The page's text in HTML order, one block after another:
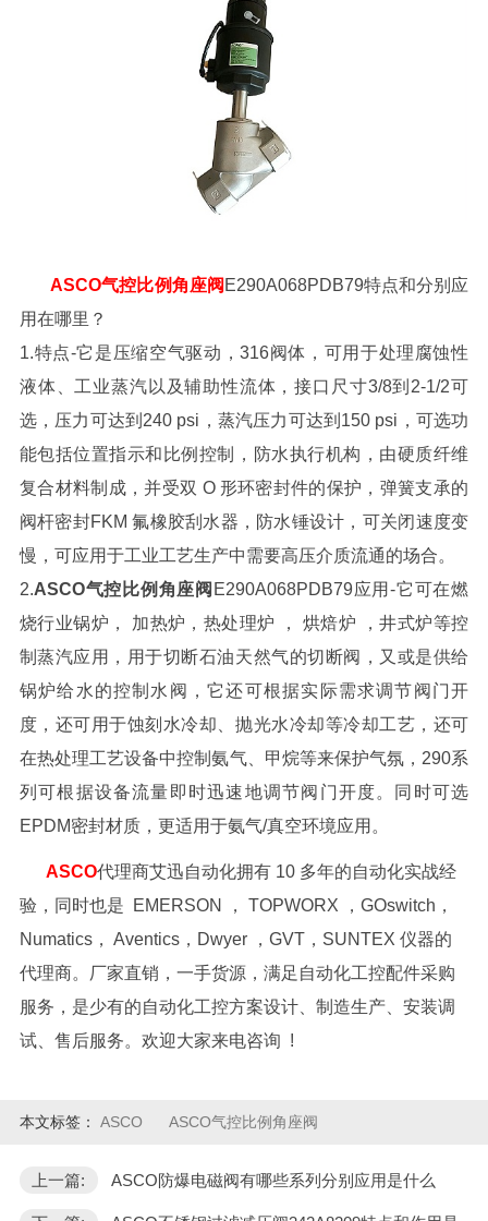
ASCO气控比例角座阀 E290A068PDB79特点和分别应
用在哪里？
1.特点-它是压缩空气驱动，316阀体，可用于处理腐蚀性
液体、工业蒸汽以及辅助性流体，接口尺寸3/8到2-1/2可
选，压力可达到240 psi，蒸汽压力可达到150 psi，可选功
能包括位置指示和比例控制，防水执行机构，由硬质纤维
复合材料制成，并受双 O 形环密封件的保护，弹簧支承的
阀杆密封FKM 氟橡胶刮水器，防水锤设计，可关闭速度变
慢，可应用于工业工艺生产中需要高压介质流通的场合。
2.ASCO气控比例角座阀 E290A068PDB79应用-它可在燃
烧行业锅炉， 加热炉，热处理炉 ， 烘焙炉 ，井式炉等控
制蒸汽应用，用于切断石油天然气的切断阀，又或是供给
锅炉给水的控制水阀，它还可根据实际需求调节阀门开
度，还可用于蚀刻水冷却、抛光水冷却等冷却工艺，还可
在热处理工艺设备中控制氨气、甲烷等来保护气氛，290系
列可根据设备流量即时迅速地调节阀门开度。同时可选
EPDM密封材质，更适用于氨气/真空环境应用。
ASCO代理商艾迅自动化拥有 10 多年的自动化实战经
验，同时也是 EMERSON ， TOPWORX ，GOswitch，
Numatics， Aventics，Dwyer ，GVT，SUNTEX 仪器的
代理商。厂家直销，一手货源，满足自动化工控配件采购
服务，是少有的自动化工控方案设计、制造生产、安装调
试、售后服务。欢迎大家来电咨询 !
本文标签： ASCO ASCO气控比例角座阀
上一篇: ASCO防爆电磁阀有哪些系列分别应用是什么